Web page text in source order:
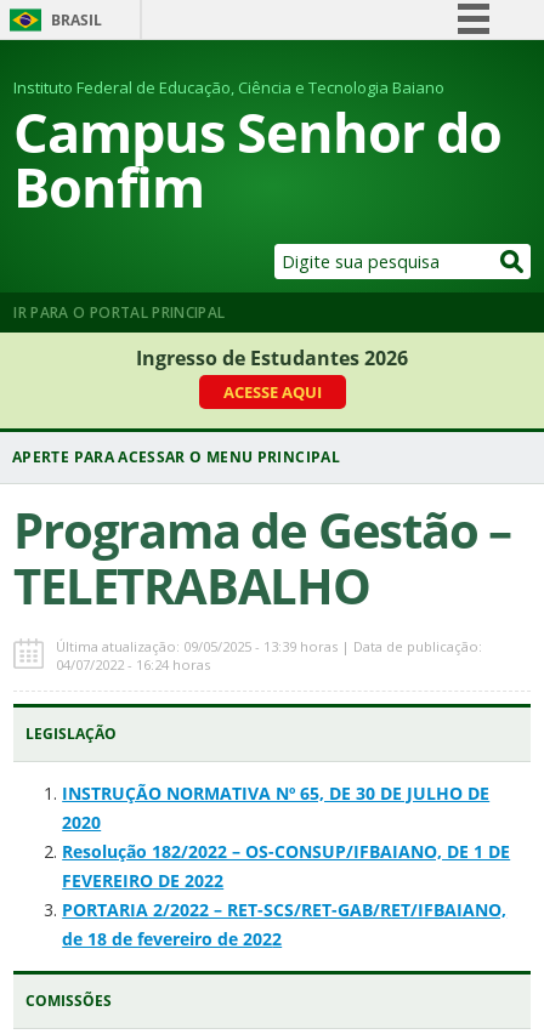
BRASIL
Comunica BR
Participe
Instituto Federal de Educação, Ciência e Tecnologia Baiano
Campus Senhor do
Bonfim
IR PARA O PORTAL PRINCIPAL
Ingresso de Estudantes 2026
ACESSE AQUI
Programa de Gestão –
TELETRABALHO
Última atualização: 09/05/2025 - 13:39 horas | Data de publicação:
04/07/2022 - 16:24 horas
LEGISLAÇÃO
INSTRUÇÃO NORMATIVA Nº 65, DE 30 DE JULHO DE
2020
Resolução 182/2022 – OS-CONSUP/IFBAIANO, DE 1 DE
FEVEREIRO DE 2022
PORTARIA 2/2022 – RET-SCS/RET-GAB/RET/IFBAIANO,
de 18 de fevereiro de 2022
COMISSÕES